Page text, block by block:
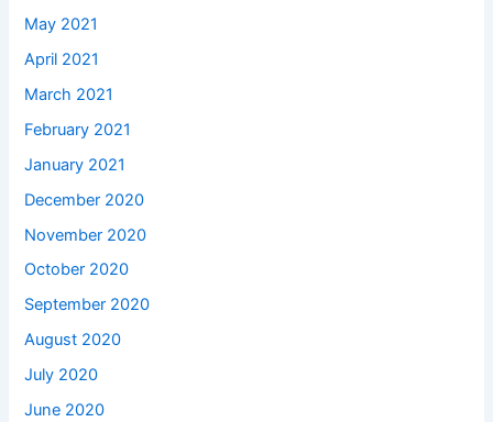
May 2021
April 2021
March 2021
February 2021
January 2021
December 2020
November 2020
October 2020
September 2020
August 2020
July 2020
June 2020